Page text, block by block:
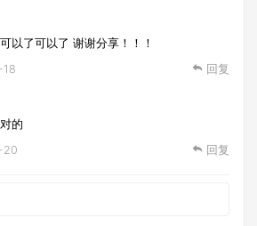
可以了可以了 谢谢分享！！！
回复
对的
20 回复